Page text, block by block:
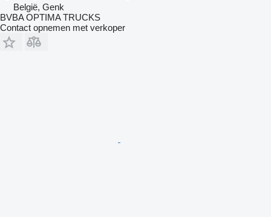
België, Genk
BVBA OPTIMA TRUCKS
Contact opnemen met verkoper